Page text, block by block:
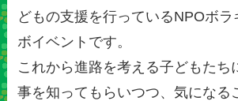
どもの支援を行っているNPOボラ
ボイベントです。
これから進路を考える子どもたち
事を知ってもらいつつ、気になる